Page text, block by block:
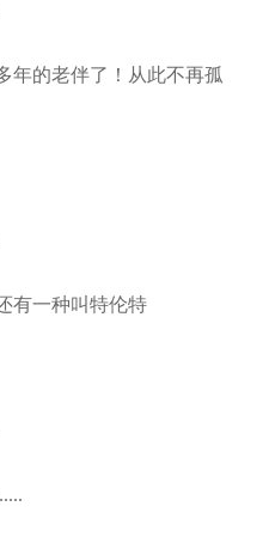
年的老伴了！从此不再孤
有一种叫特伦特